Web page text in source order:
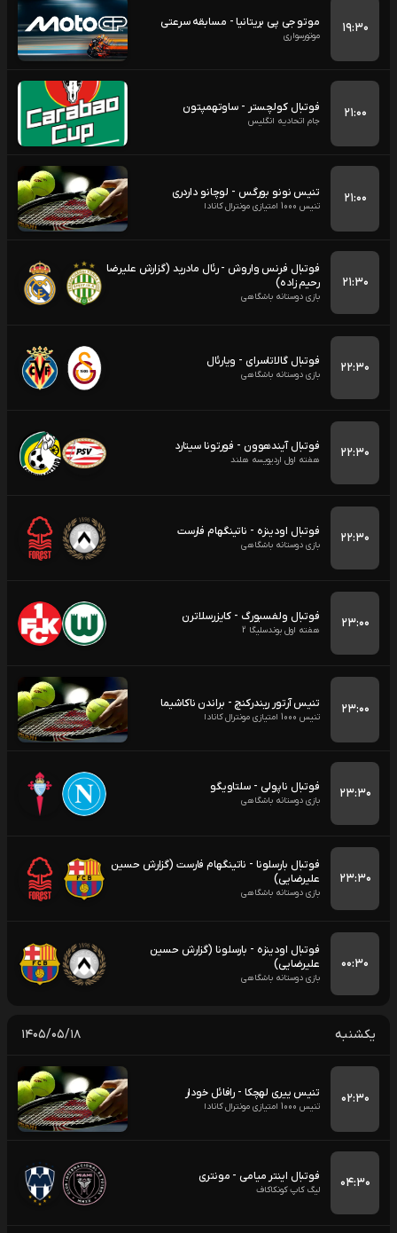
۱۹:۳۰ موتو جی پی بریتانیا - مسابقه سرعتی
موتورسواری
۲۱:۰۰ فوتبال کولچستر - ساوتهمپتون
جام اتحادیه انگلیس
۲۱:۰۰ تنیس نونو بورگس - لوچانو داردری
تنیس 1000 امتیازی مونترال کانادا
۲۱:۳۰
فوتبال فرنس واروش - رئال مادرید (گزارش علیرضا
رحیم زاده)
بازی دوستانه باشگاهی
۲۲:۳۰ فوتبال گالاتاسرای - ویارئال
بازی دوستانه باشگاهی
۲۲:۳۰ فوتبال آیندهوون - فورتونا سیتارد
هفته اول اردیویسه هلند
۲۲:۳۰ فوتبال اودینزه - ناتینگهام فارست
بازی دوستانه باشگاهی
۲۳:۰۰ فوتبال ولفسبورگ - کایزرسلاترن
هفته اول بوندسلیگا 2
۲۳:۰۰ تنیس آرتور ریندرکنچ - براندن ناکاشیما
تنیس 1000 امتیازی مونترال کانادا
۲۳:۳۰ فوتبال ناپولی - سلتاویگو
بازی دوستانه باشگاهی
۲۳:۳۰
فوتبال بارسلونا - ناتینگهام فارست (گزارش حسین
علیرضایی)
بازی دوستانه باشگاهی
۰۰:۳۰
فوتبال اودینزه - بارسلونا (گزارش حسین
علیرضایی)
بازی دوستانه باشگاهی
یکشنبه ۱۴۰۵/۰۵/۱۸
۰۲:۳۰ تنیس ییری لهچکا - رافائل خودار
تنیس 1000 امتیازی مونترال کانادا
۰۴:۳۰ فوتبال اینتر میامی - مونتری
لیگ کاپ کونکاکاف